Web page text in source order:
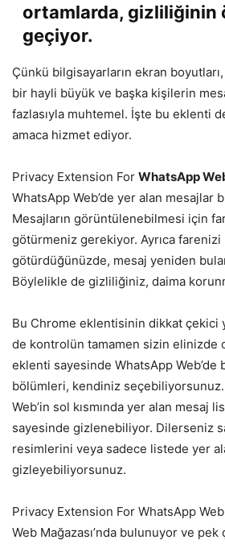
ortamlarda, gizliliğinin
geçiyor.
Çünkü bilgisayarların ekran
bir hayli büyük ve başka kişilerin
fazlasıyla muhtemel. İşte bu eklenti
amaca hizmet ediyor.
Privacy Extension For WhatsApp
WhatsApp Web’de yer alan mesajlar
Mesajların görüntülenebilmesi için
götürmeniz gerekiyor. Ayrıca farenizi
götürdüğünüzde, mesaj yeniden
Böylelikle de gizliliğiniz, daima
Bu Chrome eklentisinin dikkat çekici
de kontrolün tamamen sizin elinizde
eklenti sayesinde WhatsApp Web’de
bölümleri, kendiniz
Web’in sol kısmında yer alan mesaj
sayesinde gizlenebiliyor. Dilerseniz
resimlerini veya sadece listede yer
gizleyebiliyorsunuz.
Privacy Extension For WhatsApp
Web Mağazası’nda bulunuyor ve pek